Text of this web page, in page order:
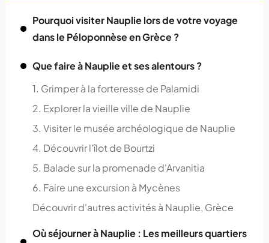
Pourquoi visiter Nauplie lors de votre voyage
dans le Péloponnèse en Grèce ?
Que faire à Nauplie et ses alentours ?
1. Grimper à la forteresse de Palamidi
2. Explorer la vieille ville de Nauplie
3. Visiter le musée archéologique de Nauplie
4. Découvrir l'îlot de Bourtzi
5. Balade sur la promenade d'Arvanitia
6. Faire une excursion à Mycènes
Découvrir d'autres activités à Nauplie, Grèce
Où séjourner à Nauplie : Les meilleurs quartiers